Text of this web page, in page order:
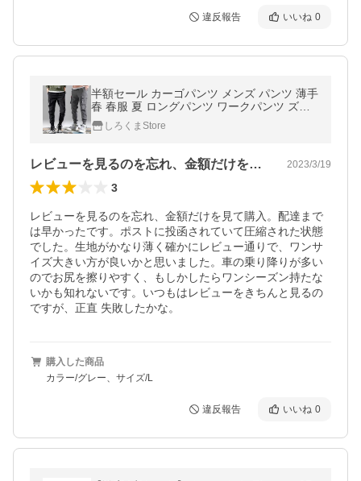
違反報告 いいね 0
半額セール カーゴパンツ メンズ パンツ 薄手
春 春服 夏 ロングパンツ ワークパンツ ズボ
ン ゆったり アウトドア ダンスウェア ワーク
パンツ カジュアル
しろくまStore
レビューを見るのを忘れ、金額だけを見て… 2023/3/19
3
レビューを見るのを忘れ、金額だけを見て購入。配達まで
は早かったです。ポストに投函されていて圧縮された状態
でした。生地がかなり薄く確かにレビュー通りで、ワンサ
イズ大きい方が良いかと思いました。車の乗り降りが多い
のでお尻を擦りやすく、もしかしたらワンシーズン持たな
いかも知れないです。いつもはレビューをきちんと見るの
ですが、正直 失敗したかな。
購入した商品
カラー/グレー、サイズ/L
違反報告 いいね 0